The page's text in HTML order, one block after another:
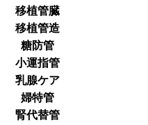
移植管臓
移植管造
糖防管
小運指管
乳腺ケア
婦特管
腎代替管